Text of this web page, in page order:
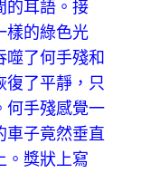
的耳語。接
樣的綠色光
噬了何手殘和
復了平靜，只
何手殘感覺一
車子竟然垂直
。獎狀上寫